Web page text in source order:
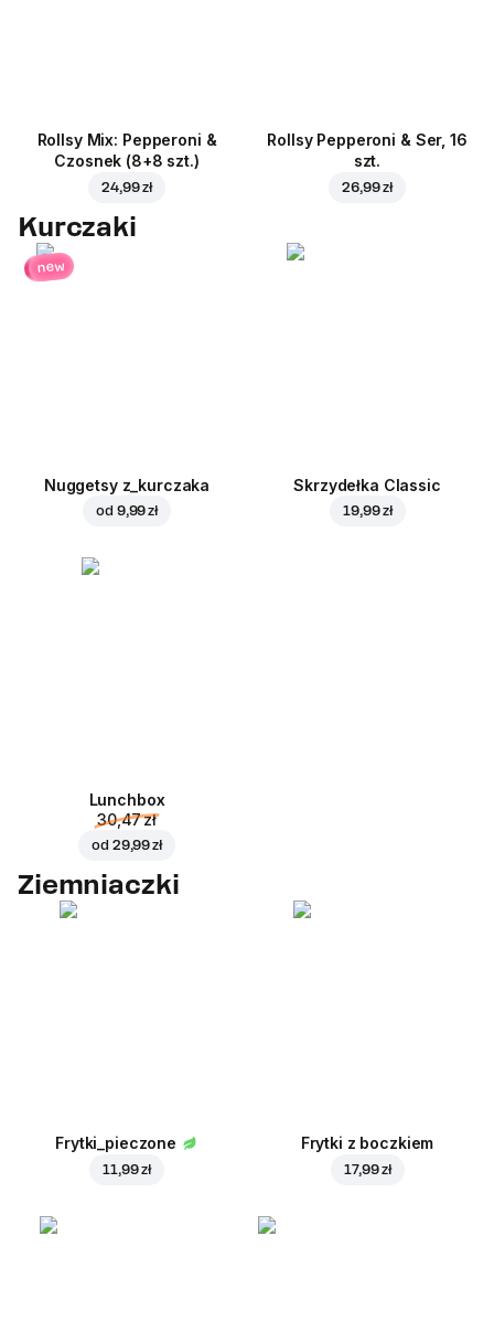
Rollsy Mix: Pepperoni &
Czosnek (8+8 szt.)
24,99 zł
Rollsy Pepperoni & Ser, 16
szt.
26,99 zł
Kurczaki
new
Nuggetsy z_kurczaka
od 9,99 zł
Skrzydełka Classic
19,99 zł
Lunchbox
30,47 zł
od 29,99 zł
Ziemniaczki
Frytki_pieczone
11,99 zł
Frytki z boczkiem
17,99 zł